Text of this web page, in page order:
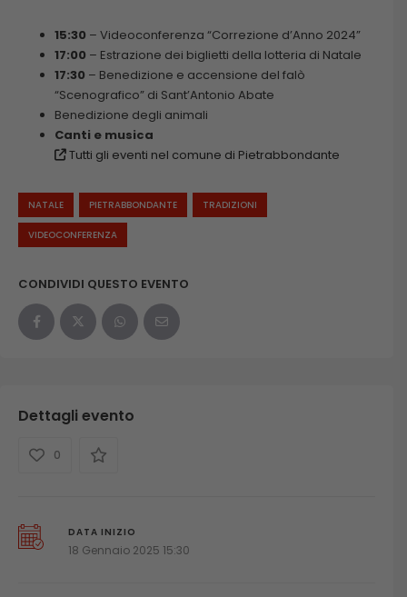
15:30 – Videoconferenza “Correzione d’Anno 2024”
17:00 – Estrazione dei biglietti della lotteria di Natale
17:30 – Benedizione e accensione del falò
“Scenografico” di Sant’Antonio Abate
Benedizione degli animali
Canti e musica
Tutti gli eventi nel comune di Pietrabbondante
NATALE PIETRABBONDANTE TRADIZIONI
VIDEOCONFERENZA
CONDIVIDI QUESTO EVENTO
Dettagli evento
0
DATA INIZIO
18 Gennaio 2025 15:30